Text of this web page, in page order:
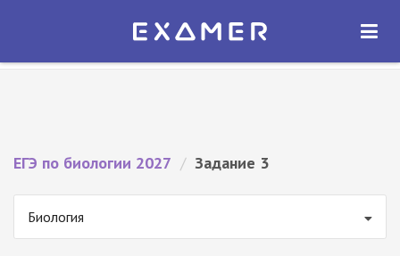
Экзамер — ЕГЭ 2027
ОТКРЫТЬ
ЕГЭ по биологии 2027 / Задание 3
Биология